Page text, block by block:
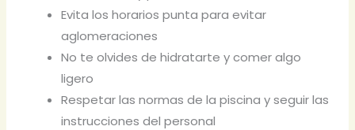
Evita los horarios punta para evitar
aglomeraciones
No te olvides de hidratarte y comer algo
ligero
Respetar las normas de la piscina y seguir las
instrucciones del personal